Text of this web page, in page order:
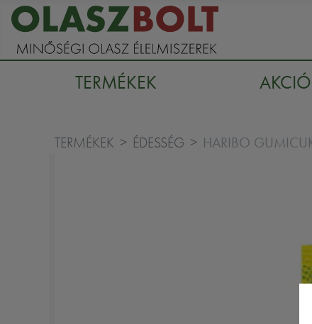
TERMÉKEK
TERMÉKEK ÉDESSÉG HARIBO